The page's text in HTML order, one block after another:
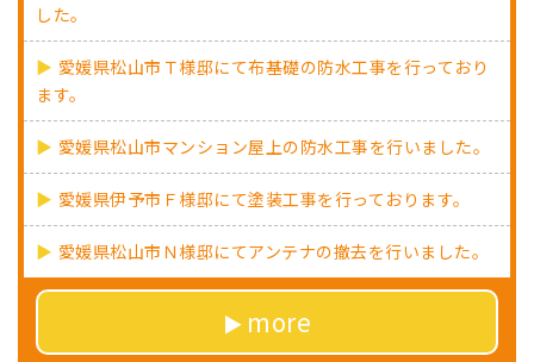
した。
愛媛県松山市Ｔ様邸にて布基礎の防水工事を行っており
ます。
愛媛県松山市マンション屋上の防水工事を行いました。
愛媛県伊予市Ｆ様邸にて塗装工事を行っております。
愛媛県松山市Ｎ様邸にてアンテナの撤去を行いました。
more